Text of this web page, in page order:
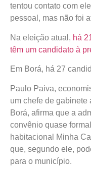
tentou contato com
pessoal, mas não foi
Na eleição atual, há
têm um candidato à
Em Borá, há 27
Paulo Paiva,
um chefe de gabinete
Borá, afirma que a
convênio quase
habitacional Minha
que, segundo ele,
para o município.